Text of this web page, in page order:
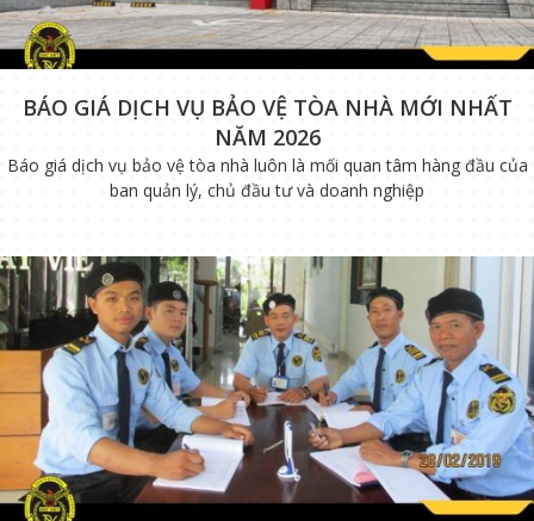
BÁO GIÁ DỊCH VỤ BẢO VỆ TÒA NHÀ MỚI NHẤT
NĂM 2026
Báo giá dịch vụ bảo vệ tòa nhà luôn là mối quan tâm hàng đầu của
ban quản lý, chủ đầu tư và doanh nghiệp